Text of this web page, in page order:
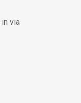
in via